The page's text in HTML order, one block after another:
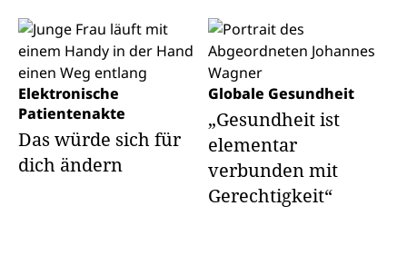
Elektronische
Patientenakte
Das würde sich für
dich ändern
Globale Gesundheit
„Gesundheit ist
elementar
verbunden mit
Gerechtigkeit“